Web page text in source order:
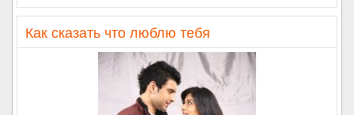
Как сказать что люблю тебя